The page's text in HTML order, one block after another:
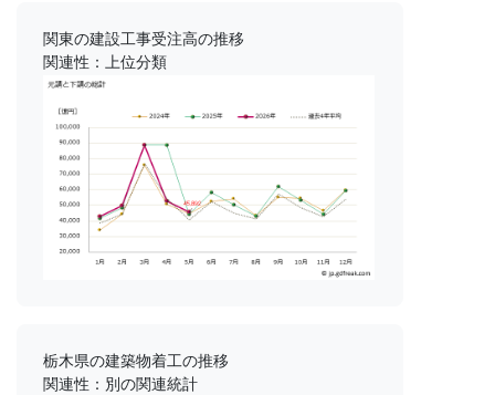
関東の建設工事受注高の推移
関連性：上位分類
栃木県の建築物着工の推移
関連性：別の関連統計